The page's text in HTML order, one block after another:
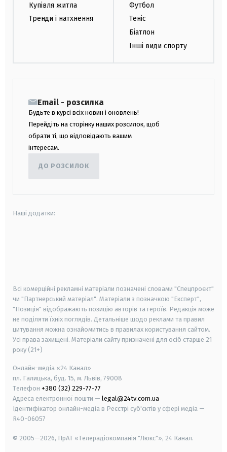
Купівля житла
Тренди і натхнення
Футбол
Теніс
Біатлон
Інші види спорту
Email - розсилка
Будьте в курсі всіх новин і оновлень!
Перейдіть на сторінку наших розсилок, щоб
обрати ті, що відповідають вашим
інтересам.
ДО РОЗСИЛОК
Наші додатки:
Всі комерційні рекламні матеріали позначені словами "Спецпроєкт"
чи "Партнерський матеріал". Матеріали з позначкою "Експерт",
"Позиція" відображають позицію авторів та героїв. Редакція може
не поділяти їхніх поглядів. Детальніше щодо реклами та правил
цитування можна ознайомитись в правилах користування сайтом.
Усі права захищені. Матеріали сайту призначені для осіб старше 21
року (21+)
Онлайн-медіа «24 Канал»
пл. Галицька, буд. 15, м. Львів, 79008
Телефон +380 (32) 229-77-77
Адреса електронної пошти — legal@24tv.com.ua
Ідентифікатор онлайн-медіа в Реєстрі суб'єктів у сфері медіа —
R40-06057
© 2005—2026, ПрАТ «Телерадіокомпанія "Люкс"», 24 Канал.